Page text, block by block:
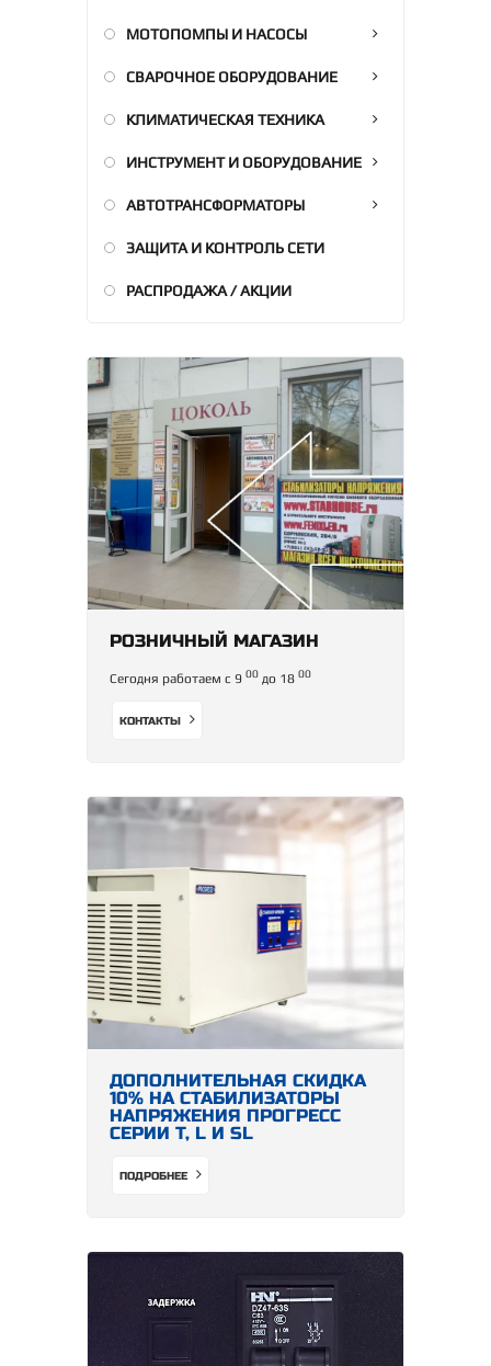
МОТОПОМПЫ И НАСОСЫ
СВАРОЧНОЕ ОБОРУДОВАНИЕ
КЛИМАТИЧЕСКАЯ ТЕХНИКА
ИНСТРУМЕНТ И ОБОРУДОВАНИЕ
АВТОТРАНСФОРМАТОРЫ
ЗАЩИТА И КОНТРОЛЬ СЕТИ
РАСПРОДАЖА / АКЦИИ
РОЗНИЧНЫЙ МАГАЗИН
Сегодня работаем с 9 00 до 18 00
КОНТАКТЫ
ДОПОЛНИТЕЛЬНАЯ СКИДКА
10% НА СТАБИЛИЗАТОРЫ
НАПРЯЖЕНИЯ ПРОГРЕСС
СЕРИИ Т, L И SL
ПОДРОБНЕЕ